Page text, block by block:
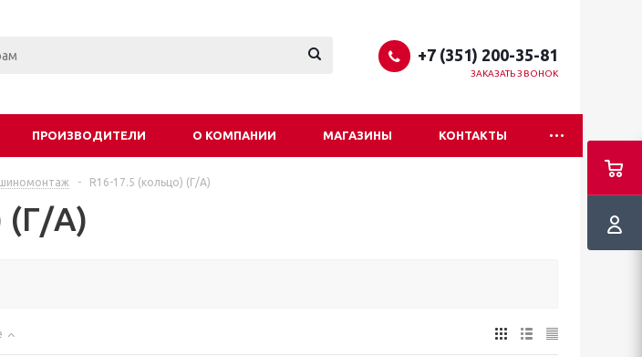
+7 (351) 200-35-81
ЗАКАЗАТЬ ЗВОНОК
ПРОИЗВОДИТЕЛИ О КОМПАНИИ МАГАЗИНЫ КОНТАКТЫ
шиномонтаж - R16-17.5 (кольцо) (Г/А)
(Г/А)